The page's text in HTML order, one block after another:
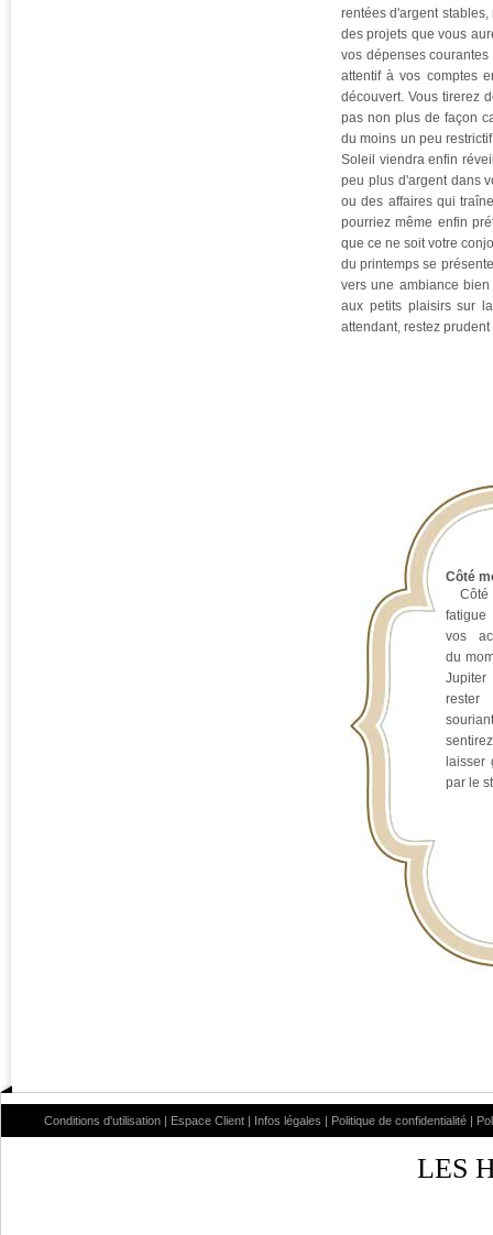
rentées d'argent
des projets que vous
vos dépenses
attentif à vos comptes
découvert. Vous tirerez
pas non plus de façon
du moins un peu
Soleil viendra enfin
peu plus d'argent dans
ou des affaires qui
pourriez même enfin
que ce ne soit votre
du printemps se
vers une ambiance
aux petits plaisirs sur
attendant, restez prudent
Côté
Côté
fatigue
vos
du
laisser
par le
Conditions d'utilisation | Espace Client | Infos légales | Politique de confidentialité |
LES